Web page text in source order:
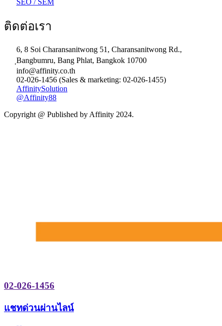
ติดต่อเรา
ฺBangbumru, Bang Phlat, Bangkok 10700
info@affinity.co.th
02-026-1456 (Sales & marketing: 02-026-1455)
AffinitySolution
@Affinity88
แชทด่วนผ่านไลน์